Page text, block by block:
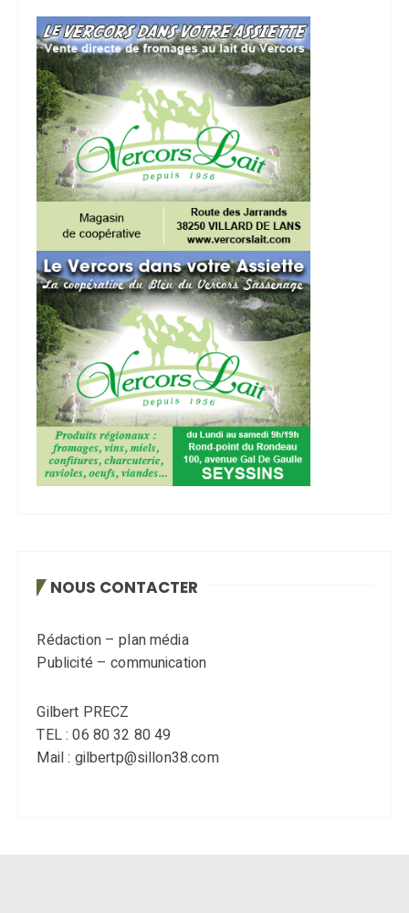
NOUS CONTACTER
Rédaction – plan média
Publicité – communication
Gilbert PRECZ
TEL : 06 80 32 80 49
Mail : gilbertp@sillon38.com